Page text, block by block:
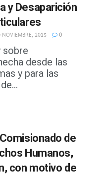
y Desaparición
2015 0
sobre
desde las
y para las
de
Humanos,
con motivo de